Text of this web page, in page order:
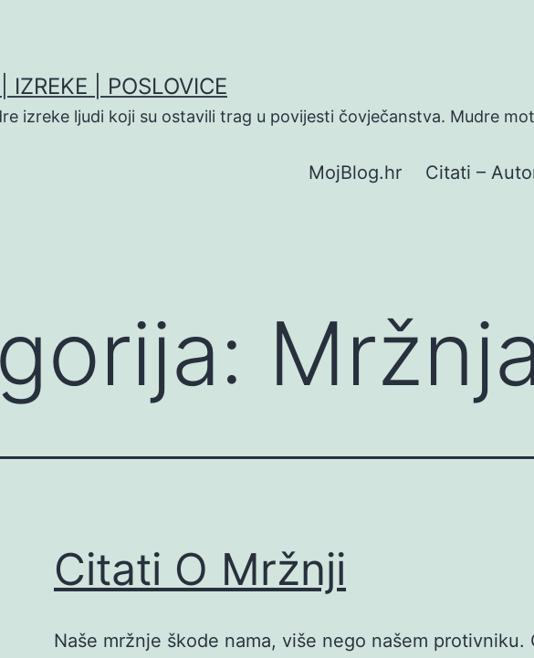
IZREKE | POSLOVICE
izreke ljudi koji su ostavili trag u povijesti čovječanstva. Mudre
MojBlog.hr Citati –
Citati O Mržnji
Naše mržnje škode nama, više nego našem protivniku.